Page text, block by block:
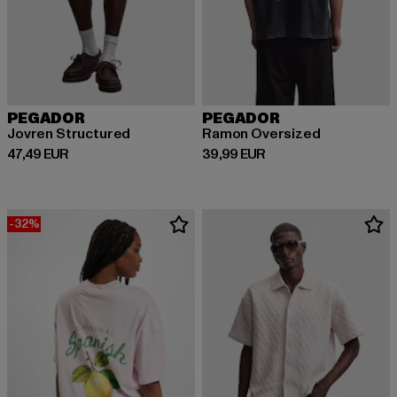
PEGADOR
Jovren Structured
47,49 EUR
Derzeitiger Preis: 47,49 EUR
PEGADOR
Ramon Oversized
39,99 EUR
Derzeitiger Preis: 39,99 EUR
-32%